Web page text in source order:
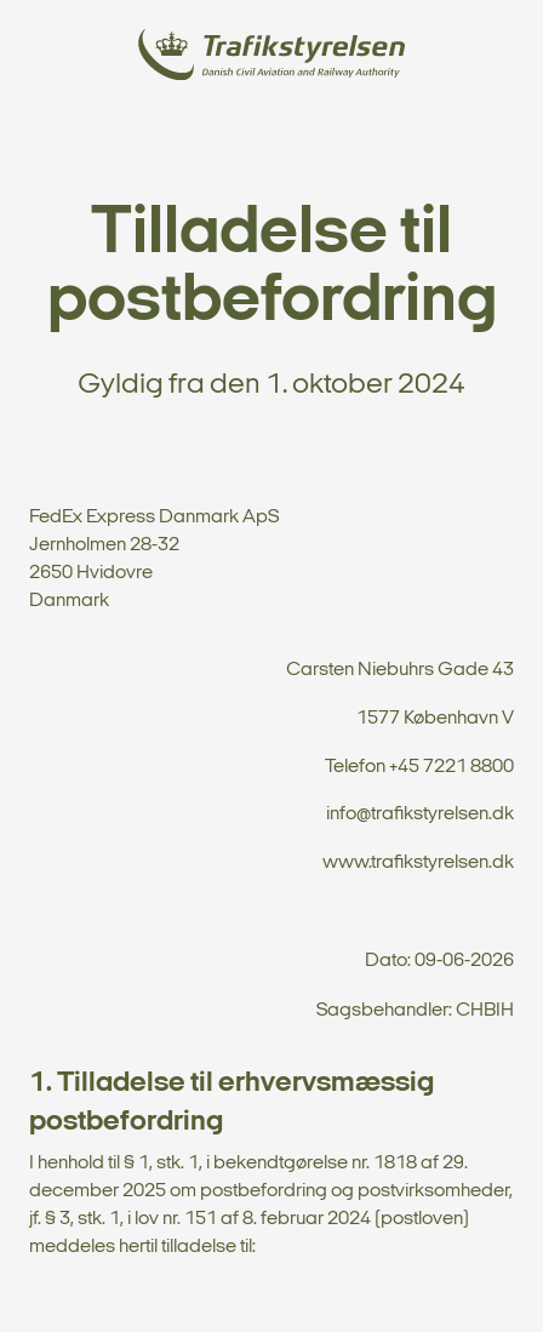
Tilladelse til
postbefordring
Gyldig fra den 1. oktober 2024
FedEx Express Danmark ApS
Jernholmen 28-32
2650 Hvidovre
Danmark
Carsten Niebuhrs Gade 43
1577 København V
Telefon +45 7221 8800
info@trafikstyrelsen.dk
www.trafikstyrelsen.dk
Dato: 09-06-2026
Sagsbehandler: CHBIH
1. Tilladelse til erhvervsmæssig
postbefordring
I henhold til § 1, stk. 1, i bekendtgørelse nr. 1818 af 29.
december 2025 om postbefordring og postvirksomheder,
jf. § 3, stk. 1, i lov nr. 151 af 8. februar 2024 (postloven)
meddeles hertil tilladelse til: